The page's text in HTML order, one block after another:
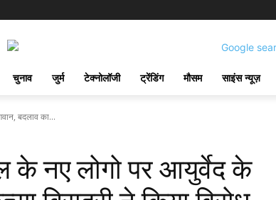
चुनाव जुर्म टेक्नोलॉजी ट्रेंडिंग मौसम साइंस न्यूज़
बदलाव का...
नए लोगो पर आयुर्वेद के